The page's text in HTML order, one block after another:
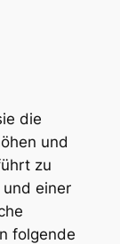
die
und
zu
einer
folgende